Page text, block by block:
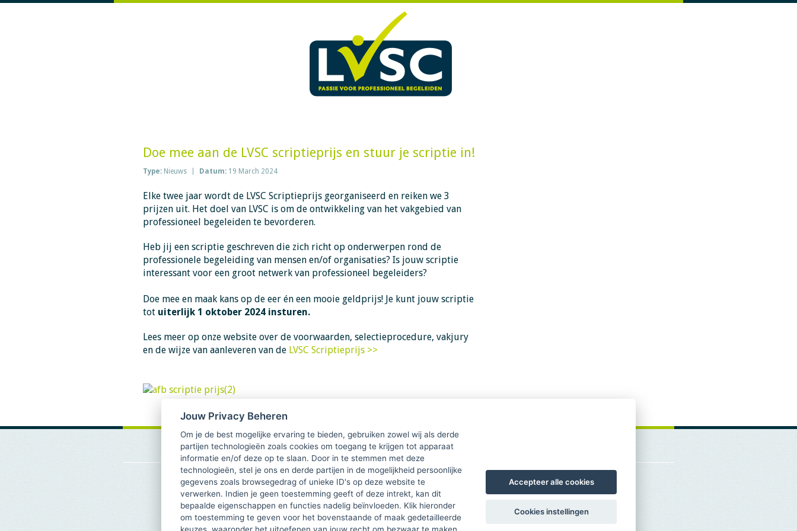
Doe mee aan de LVSC scriptieprijs en stuur je scriptie in!
Type: Nieuws Datum: 19 March 2024
Elke twee jaar wordt de LVSC Scriptieprijs georganiseerd en reiken we 3
prijzen uit. Het doel van LVSC is om de ontwikkeling van het vakgebied van
professioneel begeleiden te bevorderen.
Heb jij een scriptie geschreven die zich richt op onderwerpen rond de
professionele begeleiding van mensen en/of organisaties? Is jouw scriptie
interessant voor een groot netwerk van professioneel begeleiders?
Doe mee en maak kans op de eer én een mooie geldprijs! Je kunt jouw scriptie
tot uiterlijk 1 oktober 2024 insturen.
Lees meer op onze website over de voorwaarden, selectieprocedure, vakjury
en de wijze van aanleveren van de LVSC Scriptieprijs >>
Jouw Privacy Beheren
Om je de best mogelijke ervaring te bieden, gebruiken zowel wij als derde
partijen technologieën zoals cookies om toegang te krijgen tot apparaat
informatie en/of deze op te slaan. Door in te stemmen met deze
technologieën, stel je ons en derde partijen in de mogelijkheid persoonlijke
gegevens zoals browsegedrag of unieke ID's op deze website te
verwerken. Indien je geen toestemming geeft of deze intrekt, kan dit
bepaalde eigenschappen en functies nadelig beïnvloeden. Klik hieronder
om toestemming te geven voor het bovenstaande of maak gedetailleerde
Accepteer alle cookies
Cookies instellingen